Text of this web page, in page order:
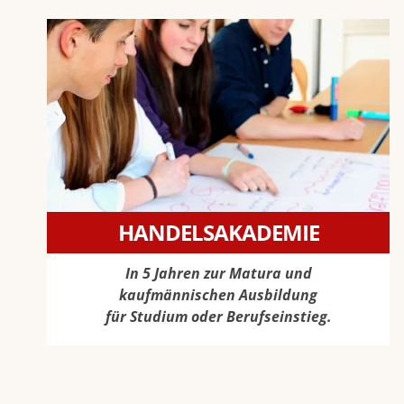
HANDELSAKADEMIE
In 5 Jahren zur Matura und
kaufmännischen Ausbildung
für Studium oder Berufseinstieg.